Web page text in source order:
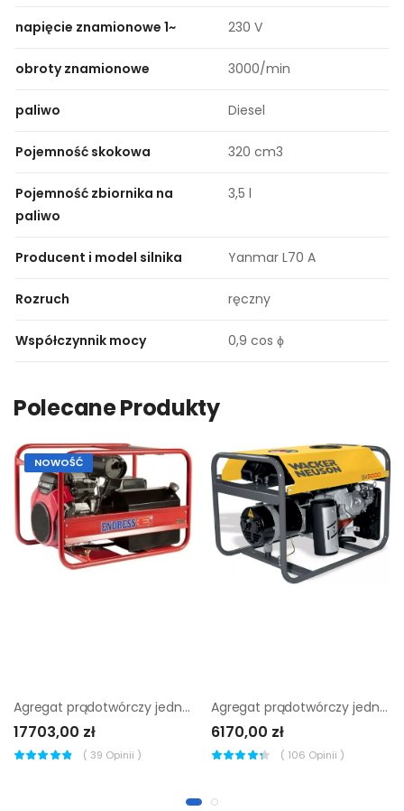
napięcie znamionowe 1~ 230 V
obroty znamionowe 3000/min
paliwo Diesel
Pojemność skokowa 320 cm3
Pojemność zbiornika na
paliwo
3,5 l
Producent i model silnika Yanmar L70 A
Rozruch ręczny
Współczynnik mocy 0,9 cos ϕ
Polecane Produkty
NOWOŚĆ
Agregat prądotwórczy jednofazowy Endress Ese 1306 HS-GT ES
17703,00 zł
( 39 Opinii )
Agregat prądotwórczy jednofazowy Wacker Neuson GV 5000A
6170,00 zł
( 106 Opinii )